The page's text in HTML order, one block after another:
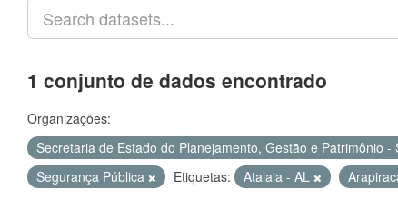
1 conjunto de dados encontrado
Organizações:
Secretaria de Estado do Planejamento, Gestão e Patrimônio -
Segurança Pública
Etiquetas: Atalaia - AL